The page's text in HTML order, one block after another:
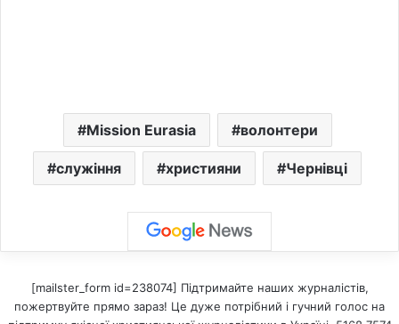
Mission Eurasia волонтери
служіння християни Чернівці
[mailster_form id=238074] Підтримайте наших журналістів,
пожертвуйте прямо зараз! Це дуже потрібний і гучний голос на